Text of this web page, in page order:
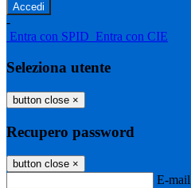
-
Entra con SPID Entra con CIE
Seleziona utente
button close ×
Recupero password
button close ×
E-mail